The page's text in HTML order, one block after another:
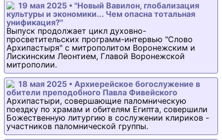
19 мая 2025 • "Новый Вавилон, глобализация
культуры и экономики... Чем опасна тотальная
унификация?"
Выпуск продолжает цикл духовно-
просветительских программ-интервью "Слово
Архипастыря" с митрополитом Воронежским и
Лискинским Леонтием, Главой Воронежской
митрополии.
18 мая 2025 • Архиерейское богослужение в
обители преподобного Павла Фивейского
Архипастыри, совершающие паломническую
поездку по храмам и обителям Египта, совершили
Божественную литургию в сослужении клириков -
участников паломнической группы.